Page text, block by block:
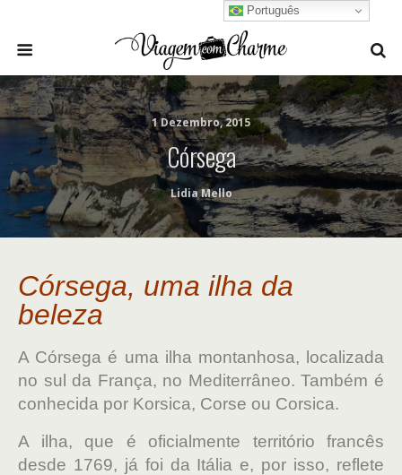
1 Dezembro, 2015
Córsega
Lidia Mello
Córsega, uma ilha da
beleza
A Córsega é uma ilha montanhosa, localizada
no sul da França, no Mediterrâneo. Também é
conhecida por Korsica, Corse ou Corsica.
A ilha, que é oficialmente território francês
desde 1769, já foi da Itália e, por isso, reflete
Português